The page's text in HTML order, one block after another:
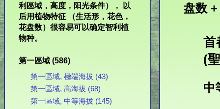
利區域，高度，阳光条件）， 以
后用植物特征 （生活形，花色，
花盘数）很容易可以确定智利植
物种。
第一區域 (586)
第一區域, 極端海拔 (43)
第一區域, 高海拔 (68)
第一區域, 中等海拔 (145)
盘数
首
(
中